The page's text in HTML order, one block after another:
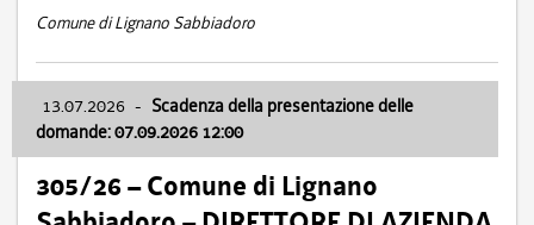
Comune di Lignano Sabbiadoro
13.07.2026 - Scadenza della presentazione delle
domande: 07.09.2026 12:00
305/26 – Comune di Lignano